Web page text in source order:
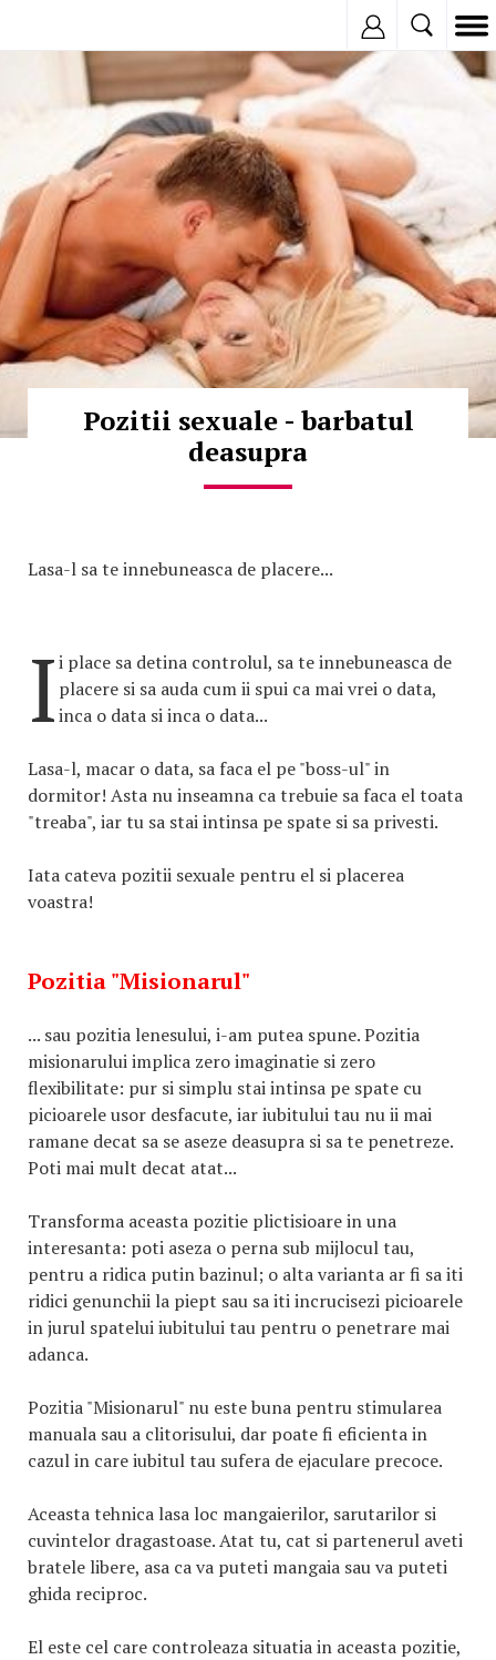
© Copyright:
Pozitii sexuale - barbatul
deasupra
Lasa-l sa te innebuneasca de placere...
Ii place sa detina controlul, sa te innebuneasca de
placere si sa auda cum ii spui ca mai vrei o data,
inca o data si inca o data...
Lasa-l, macar o data, sa faca el pe "boss-ul" in
dormitor! Asta nu inseamna ca trebuie sa faca el toata
"treaba", iar tu sa stai intinsa pe spate si sa privesti.
Iata cateva pozitii sexuale pentru el si placerea
voastra!
Pozitia "Misionarul"
... sau pozitia lenesului, i-am putea spune. Pozitia
misionarului implica zero imaginatie si zero
flexibilitate: pur si simplu stai intinsa pe spate cu
picioarele usor desfacute, iar iubitului tau nu ii mai
ramane decat sa se aseze deasupra si sa te penetreze.
Poti mai mult decat atat...
Transforma aceasta pozitie plictisioare in una
interesanta: poti aseza o perna sub mijlocul tau,
pentru a ridica putin bazinul; o alta varianta ar fi sa iti
ridici genunchii la piept sau sa iti incrucisezi picioarele
in jurul spatelui iubitului tau pentru o penetrare mai
adanca.
Pozitia "Misionarul" nu este buna pentru stimularea
manuala sau a clitorisului, dar poate fi eficienta in
cazul in care iubitul tau sufera de ejaculare precoce.
Aceasta tehnica lasa loc mangaierilor, sarutarilor si
cuvintelor dragastoase. Atat tu, cat si partenerul aveti
bratele libere, asa ca va puteti mangaia sau va puteti
ghida reciproc.
El este cel care controleaza situatia in aceasta pozitie,